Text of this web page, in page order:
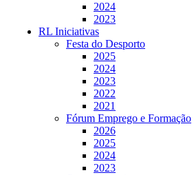
2024
2023
RL Iniciativas
Festa do Desporto
2025
2024
2023
2022
2021
Fórum Emprego e Formação
2026
2025
2024
2023